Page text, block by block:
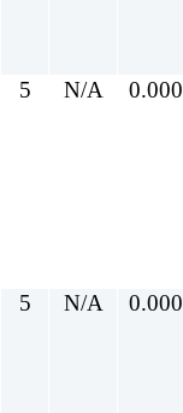
5 N/A 0.000
5 N/A 0.000